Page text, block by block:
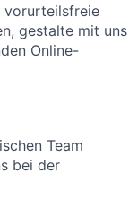
vorurteilsfreie
gestalte mit uns
Online-
Team
bei der